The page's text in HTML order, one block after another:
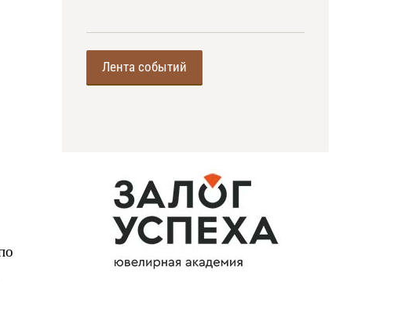
Лента событий